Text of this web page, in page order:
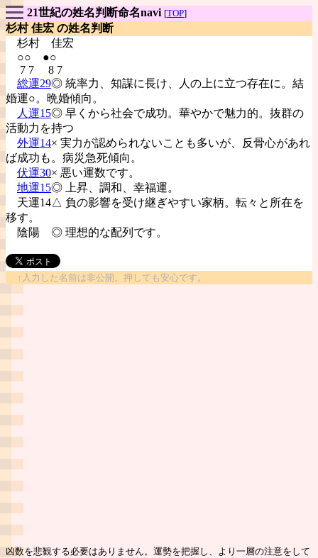
21世紀の姓名判断命名navi [TOP]
杉村 佳宏 の姓名判断
杉村 佳宏
○○ ●○
7 7 8 7
総運29◎ 統率力、知謀に長け、人の上に立つ存在に。結
婚運○。晩婚傾向。
人運15◎ 早くから社会で成功。華やかで魅力的。抜群の
活動力を持つ
外運14× 実力が認められないことも多いが、反骨心があれ
ば成功も。病災急死傾向。
伏運30× 悪い運数です。
地運15◎ 上昇、調和、幸福運。
天運14△ 負の影響を受け継ぎやすい家柄。転々と所在を
移す。
陰陽 ◎ 理想的な配列です。
↑入力した名前は非公開。押しても安心です。
凶数を悲観する必要はありません。運勢を把握し、より一層の注意をして